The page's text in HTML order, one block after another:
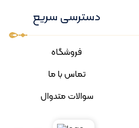
دسترسی سریع
فروشگاه
تماس با ما
سوالات متدوال